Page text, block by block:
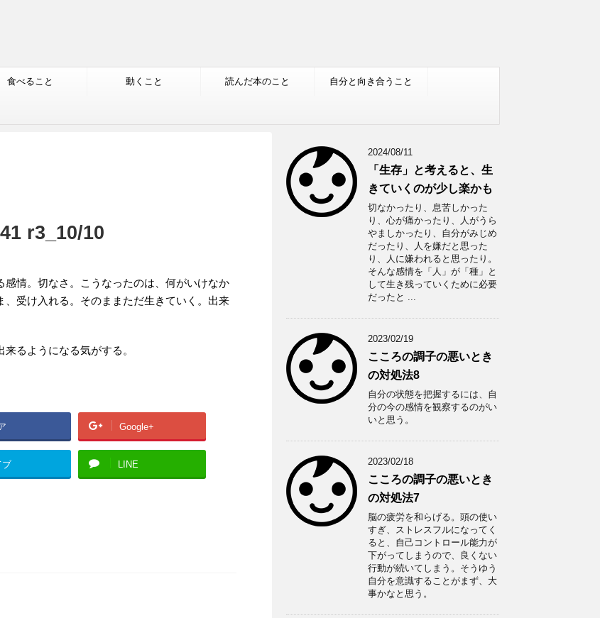
食べること 動くこと 読んだ本のこと 自分と向き合うこと
r3_10/10
情。切なさ。こうなったのは、何がいけなか
受け入れる。そのままただ生きていく。出来
るようになる気がする。
Google+
ブ LINE
2024/08/11
「生存」と考えると、生
きていくのが少し楽かも
切なかったり、息苦しかった
り、心が痛かったり、人がうら
やましかったり、自分がみじめ
だったり、人を嫌だと思った
り、人に嫌われると思ったり。
そんな感情を「人」が「種」と
して生き残っていくために必要
だったと ...
2023/02/19
こころの調子の悪いとき
の対処法8
自分の状態を把握するには、自
分の今の感情を観察するのがい
いと思う。
2023/02/18
こころの調子の悪いとき
の対処法7
脳の疲労を和らげる。頭の使い
すぎ、ストレスフルになってく
ると、自己コントロール能力が
下がってしまうので、良くない
行動が続いてしまう。そうゆう
自分を意識することがまず、大
事かなと思う。